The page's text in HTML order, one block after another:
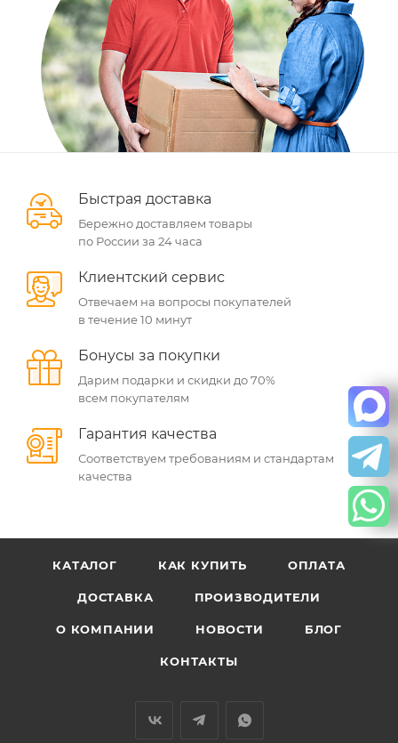
Быстрая доставка
Бережно доставляем товары
по России за 24 часа
Клиентский сервис
Отвечаем на вопросы покупателей
в течение 10 минут
Бонусы за покупки
Дарим подарки и скидки до 70%
всем покупателям
Гарантия качества
Соответствуем требованиям и стандартам
качества
КАТАЛОГ КАК КУПИТЬ ОПЛАТА
ДОСТАВКА ПРОИЗВОДИТЕЛИ
О КОМПАНИИ НОВОСТИ БЛОГ
КОНТАКТЫ